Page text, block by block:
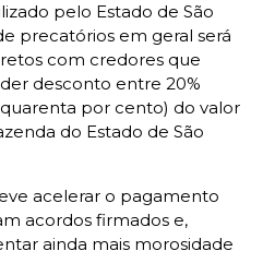
pelo Estado de São
precatórios em geral será
com credores que
desconto entre 20%
por cento) do valor
do Estado de São
acelerar o pagamento
acordos firmados e,
ainda mais morosidade